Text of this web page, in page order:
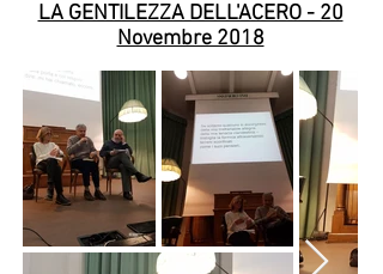
LA GENTILEZZA DELL'ACERO - 20
Novembre 2018